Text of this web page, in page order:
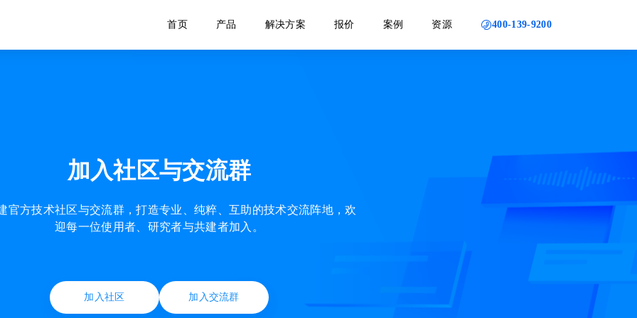
首页 产品 解决方案 报价 案例 资源 400-139-9200
加入社区与交流群
官方技术社区与交流群，打造专业、纯粹、互助的技术交流阵地，欢
迎每一位使用者、研究者与共建者加入。
加入社区 加入交流群